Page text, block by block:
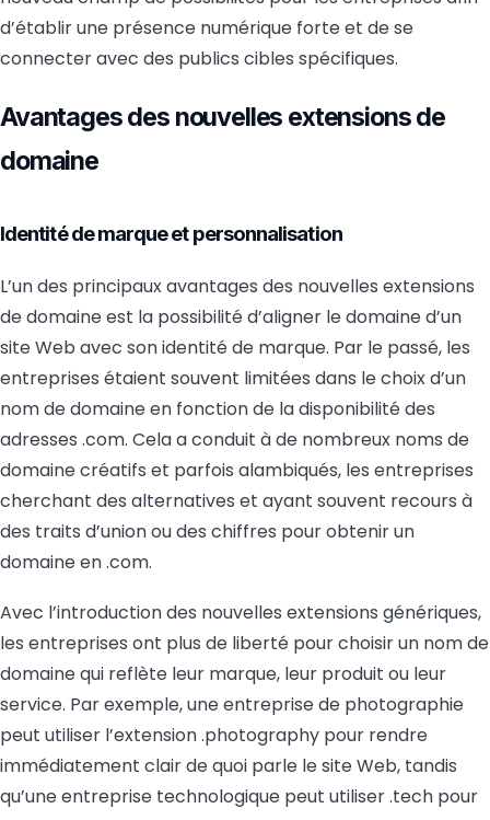
d’établir une présence numérique forte et de se
connecter avec des publics cibles spécifiques.
Avantages des nouvelles extensions de
domaine
Identité de marque et personnalisation
L’un des principaux avantages des nouvelles extensions
de domaine est la possibilité d’aligner le domaine d’un
site Web avec son identité de marque. Par le passé, les
entreprises étaient souvent limitées dans le choix d’un
nom de domaine en fonction de la disponibilité des
adresses .com. Cela a conduit à de nombreux noms de
domaine créatifs et parfois alambiqués, les entreprises
cherchant des alternatives et ayant souvent recours à
des traits d’union ou des chiffres pour obtenir un
domaine en .com.
Avec l’introduction des nouvelles extensions génériques,
les entreprises ont plus de liberté pour choisir un nom de
domaine qui reflète leur marque, leur produit ou leur
service. Par exemple, une entreprise de photographie
peut utiliser l’extension .photography pour rendre
immédiatement clair de quoi parle le site Web, tandis
qu’une entreprise technologique peut utiliser .tech pour